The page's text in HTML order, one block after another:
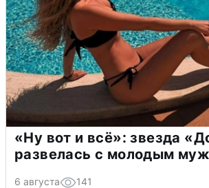
«Ну вот и всё»: звезда
развелась с молодым
6 августа 141